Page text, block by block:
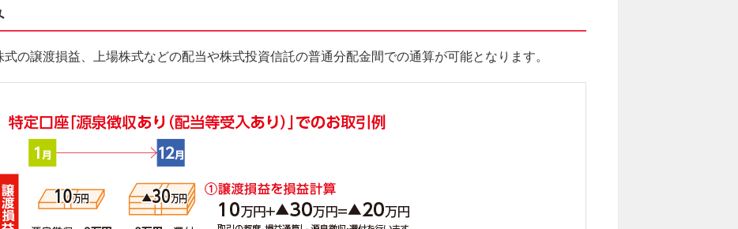
の譲渡損益、上場株式などの配当や株式投資信託の普通分配金間での通算が可能となります。